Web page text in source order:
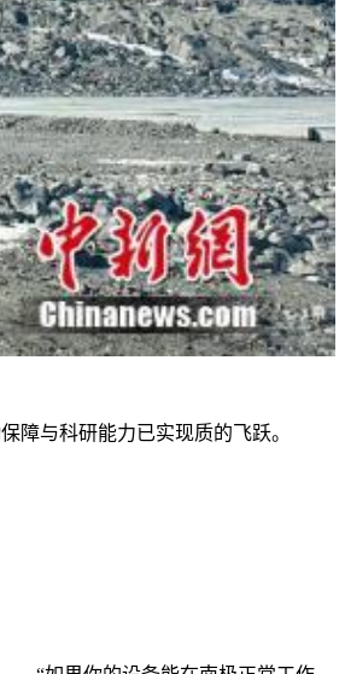
障与科研能力已实现质的飞跃。